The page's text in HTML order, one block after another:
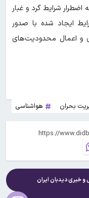
شرایط گرد و غبار
ایجاد شده با صدور
و اعمال محدودیت‌های
بحران هواشناسی
و خبریدیدبان ایران